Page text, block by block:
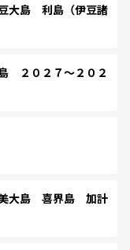
大島 利島（伊豆諸
２０２７～２０２
大島 喜界島 加計